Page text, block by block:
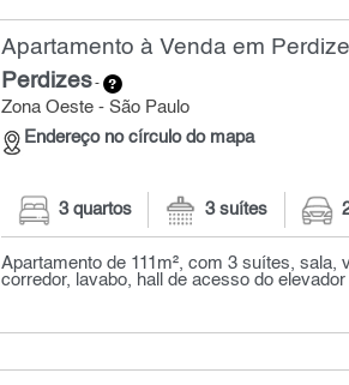
Apartamento à Venda em
Perdizes-
Zona Oeste - São Paulo
Endereço no círculo do mapa
3 quartos 3 suítes
Apartamento de 111m², com 3 suítes, sala,
corredor, lavabo, hall de acesso do